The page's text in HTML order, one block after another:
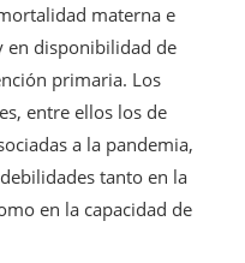
materna e
en disponibilidad de
primaria. Los
entre ellos los de
a la pandemia,
tanto en la
en la capacidad de